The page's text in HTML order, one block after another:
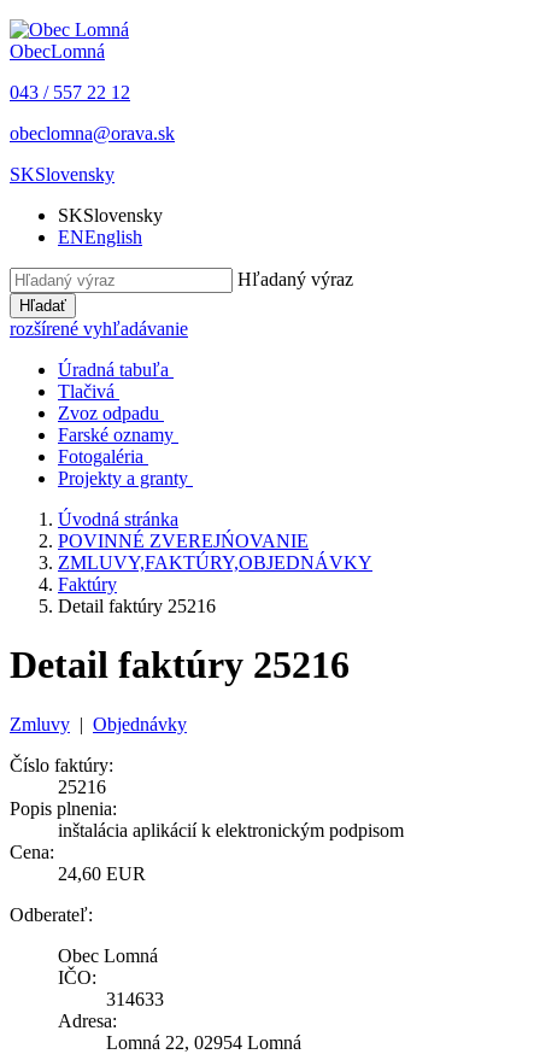
ObecLomná
043 / 557 22 12
obeclomna@orava.sk
SKSlovensky
SKSlovensky
ENEnglish
Hľadaný výraz
Hľadať
rozšírené vyhľadávanie
Úradná tabuľa
Tlačivá
Zvoz odpadu
Farské oznamy
Fotogaléria
Projekty a granty
Úvodná stránka
POVINNÉ ZVEREJŃOVANIE
ZMLUVY,FAKTÚRY,OBJEDNÁVKY
Faktúry
Detail faktúry 25216
Detail faktúry 25216
Zmluvy | Objednávky
Číslo faktúry:
25216
Popis plnenia:
inštalácia aplikácií k elektronickým podpisom
Cena:
24,60 EUR
Odberateľ:
Obec Lomná
IČO:
314633
Adresa:
Lomná 22, 02954 Lomná